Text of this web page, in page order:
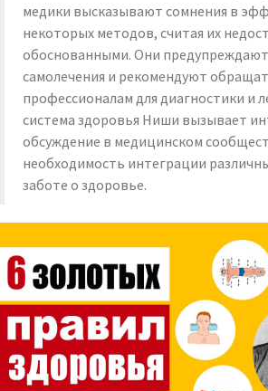
медики высказывают сомнения в
некоторых методов, считая их
обоснованными. Они предупреждают
самолечения и рекомендуют
профессионалам для диагностики и
система здоровья Ниши вызывает
обсуждение в медицинском
необходимость интеграции
заботе о здоровье.